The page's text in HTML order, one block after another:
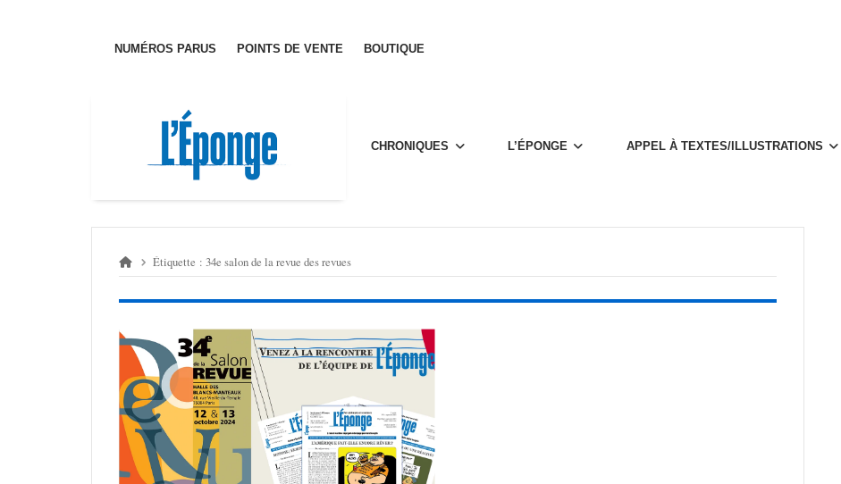
NUMÉ­­­ROS PARUS POINTS DE VENTE BOUTIQUE
CHRO­NIQUES L’ÉPONGE APPEL À TEXTES/ILLUS­­­TRA­­­TIONS
Étiquette : 34e salon de la revue des revues